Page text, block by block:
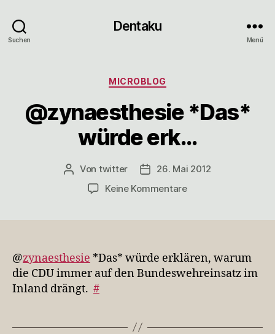
Suchen
Dentaku
Menü
Kategorien
MICROBLOG
@zynaesthesie *Das*
würde erk…
Beitragsautor
Von twitter Veröffentlichungsdatum
26. Mai 2012
Keine Kommentarezu
@zynaesthesie *Das* würde erklären, warum
die CDU immer auf den Bundeswehreinsatz im
Inland drängt. #